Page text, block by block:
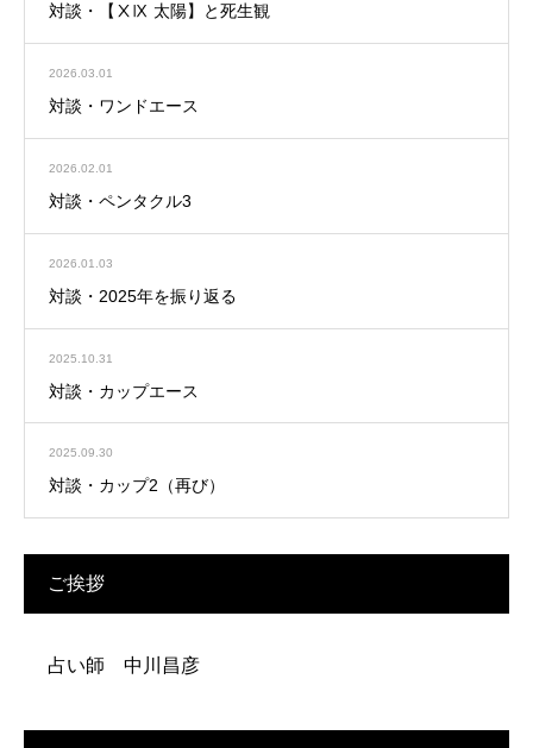
対談・【ⅩⅨ 太陽】と死生観
2026.03.01
対談・ワンドエース
2026.02.01
対談・ペンタクル3
2026.01.03
対談・2025年を振り返る
2025.10.31
対談・カップエース
2025.09.30
対談・カップ2（再び）
ご挨拶
占い師 中川昌彦